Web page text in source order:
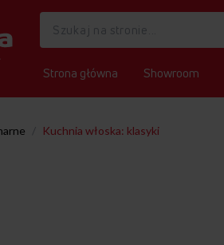
Strona główna Showroom
Kuchnia włoska: klasyki